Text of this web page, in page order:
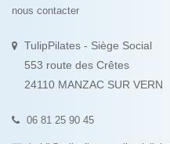
nous contacter
TulipPilates - Siège Social
553 route des Crêtes
24110 MANZAC SUR VERN
06 81 25 90 45